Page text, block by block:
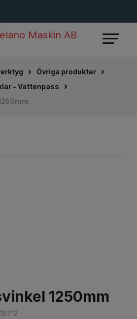
Övriga produkter
- Vattenpass
1250mm